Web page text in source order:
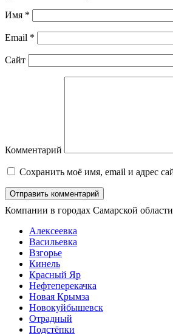
Имя *
Email *
Сайт
Комментарий
Сохранить моё имя, email и адрес
Компании в городах Самарской области
Алексеевка
Васильевка
Взгорье
Кинель
Красный Яр
Нефтеперекачка
Новая Крымза
Новокуйбышевск
Отрадный
Подстёпки